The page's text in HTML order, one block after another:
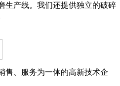
生产线。我们还提供独立的破碎
售、服务为一体的高新技术企